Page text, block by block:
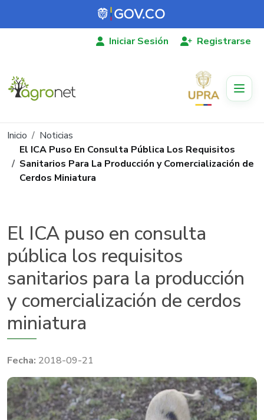
Pasar al contenido principal
Iniciar Sesión Registrarse
Ruta de navegación
Inicio
Noticias
El ICA Puso En Consulta Pública Los Requisitos
Sanitarios Para La Producción y Comercialización de
Cerdos Miniatura
El ICA puso en consulta
pública los requisitos
sanitarios para la producción
y comercialización de cerdos
miniatura
2018-09-21